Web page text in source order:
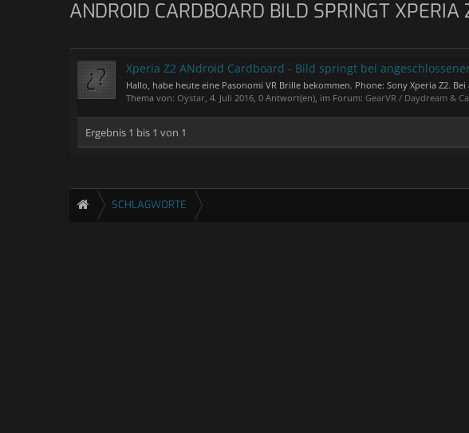
ANDROID CARDBOARD BILD SPRINGT XPERIA
Xperia Z2 ANdroid Cardboard - Bild springt bei
Hallo, habe heute eine Pasonomi VR Brille bekommen. Phone: Sony Xperia Z2.
Thema von: Oystar, 4. Juli 2016, 0 Antwort(en), im Forum: GearVR / Daydream &
Ergebnis 1 bis 1 von 1
SCHLAGWORTE